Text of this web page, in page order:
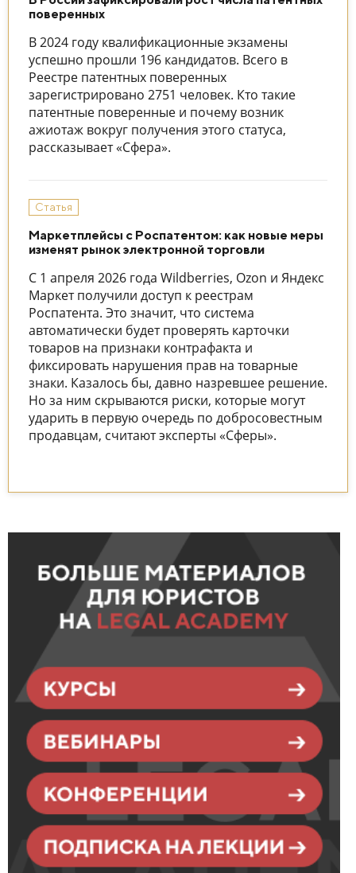
поверенных
В 2024 году квалификационные экзамены
успешно прошли 196 кандидатов. Всего в
Реестре патентных поверенных
зарегистрировано 2751 человек. Кто такие
патентные поверенные и почему возник
ажиотаж вокруг получения этого статуса,
рассказывает «Сфера».
Статья
Маркетплейсы с Роспатентом: как новые меры
изменят рынок электронной торговли
С 1 апреля 2026 года Wildberries, Ozon и Яндекс
Маркет получили доступ к реестрам
Роспатента. Это значит, что система
автоматически будет проверять карточки
товаров на признаки контрафакта и
фиксировать нарушения прав на товарные
знаки. Казалось бы, давно назревшее решение.
Но за ним скрываются риски, которые могут
ударить в первую очередь по добросовестным
продавцам, считают эксперты «Сферы».